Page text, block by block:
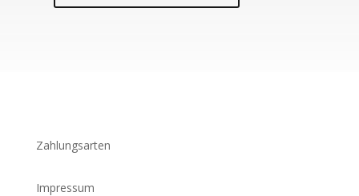
Zahlungsarten
Impressum